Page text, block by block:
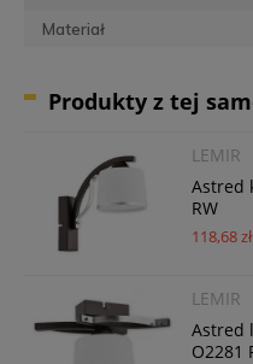
Materiał
Produkty z tej
LEMIR
Astred
RW
118,68 zł
LEMIR
Astred
O2281